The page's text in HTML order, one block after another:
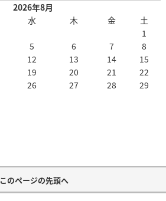
2026年8月
水 木 金
土
1
5 6 7
8
12 13 14
15
19 20 21
22
26 27 28
29
このページの先頭へ